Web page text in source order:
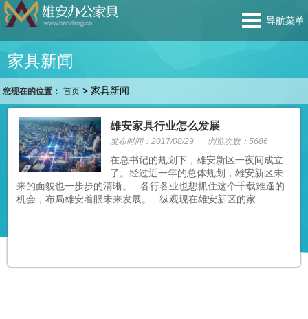
导航菜单
家具新闻
您现在的位置： 首页 >家具新闻
雄安家具行业怎么发展
发布时间：2017/08/29 浏览次数：5686
在总书记的规划下，雄安新区一夜间成立
了。经过近一年的总体规划，雄安新区未
来的面貌也一步步的清晰。 各行各业也想抓住这个千载难逢的
机会，布局雄安着眼未来发展。 纵观现在雄安新区的家 …